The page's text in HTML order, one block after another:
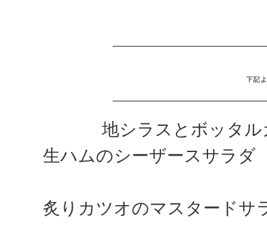
下記
地シラスとボッタ
生ハムのシーザースサラ
炙りカツオのマスタード